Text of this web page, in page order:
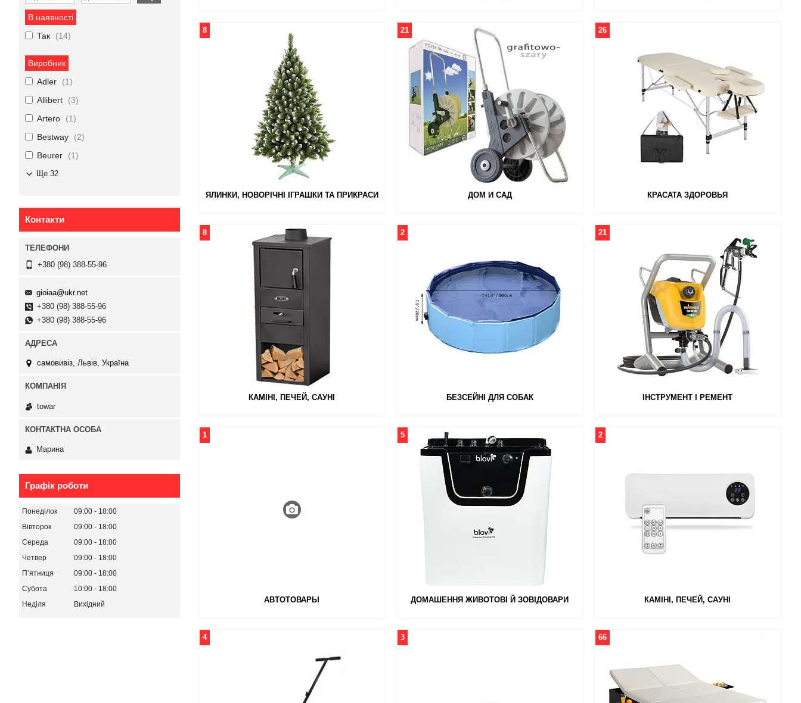
ЯЛИНКИ, НОВОРІЧНІ ІГРАШКИ ТА ПРИКРАСИ
8
ДОМ И САД
21
КРАСАТА ЗДОРОВЬЯ
26
КАМІНІ, ПЕЧЕЙ, САУНІ
8
БЕЗСЕЙНІ ДЛЯ СОБАК
2
ІНСТРУМЕНТ І РЕМЕНТ
21
АВТОТОВАРЫ
1
ДОМАШЕННЯ ЖИВОТОВІ Й ЗОВІДОВАРИ
5
КАМІНІ, ПЕЧЕЙ, САУНІ
2
4 3 66
В наявності
Так
14
Виробник
Adler
1
Allibert
3
Artero
1
Bestway
2
Beurer
1
Ще 32
Контакти
+380 (98) 388-55-96
gioiaa@ukr.net
+380 (98) 388-55-96
+380 (98) 388-55-96
самовивіз, Львів, Україна
towar
Марина
Графік роботи
Понеділок 09:00
18:00
Вівторок
09:00
18:00
Середа
09:00
18:00
Четвер
09:00
18:00
Пʼятниця
09:00
18:00
Субота
10:00
18:00
Неділя
Вихідний